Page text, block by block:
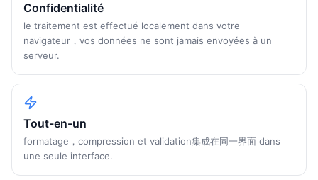
Confidentialité
le traitement est effectué localement dans votre
navigateur，vos données ne sont jamais envoyées à un
serveur.
Tout-en-un
formatage，compression et validation集成在同一界面 dans
une seule interface.